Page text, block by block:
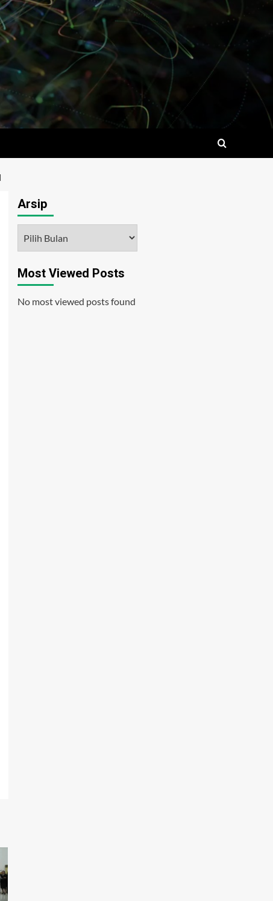
Arsip
Most Viewed Posts
No most viewed posts found